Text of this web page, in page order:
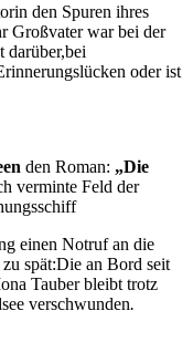
den Spuren ihres
Großvater war bei der
darüber,bei
oder ist
den Roman: „Die
verminte Feld der
einen Notruf an die
spät:Die an Bord seit
Tauber bleibt trotz
verschwunden.